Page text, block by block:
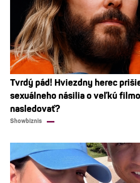
Tvrdý pád! Hviezdny herec
sexuálneho násilia o veľkú
nasledovať?
Showbiznis